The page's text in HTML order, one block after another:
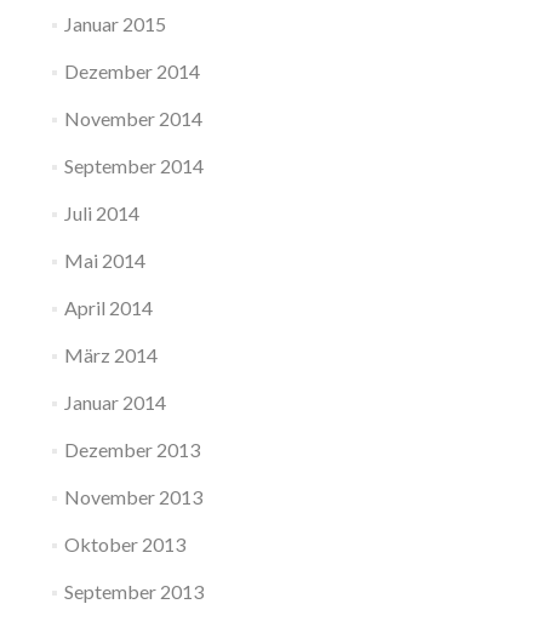
Januar 2015
Dezember 2014
November 2014
September 2014
Juli 2014
Mai 2014
April 2014
März 2014
Januar 2014
Dezember 2013
November 2013
Oktober 2013
September 2013